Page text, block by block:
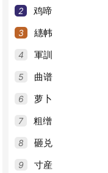
2 鸡啼
3 繐帏
4 軍訓
5 曲谱
6 萝卜
7 粗缯
8 砸兑
9 寸産